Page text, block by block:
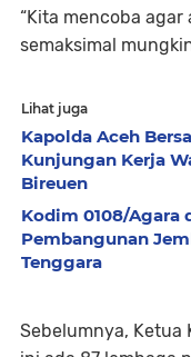
“Kita mencoba
semaksimal
Lihat juga
Kapolda Aceh
Kunjungan Kerja
Bireuen
Kodim 0108/Agara
Pembangunan
Tenggara
Sebelumnya, Ketua